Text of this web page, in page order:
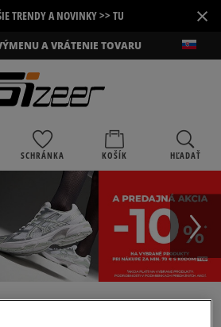
TRENDY A NOVINKY >> TU ×
A VRÁTENIE TOVARU
SCHRÁNKA KOŠÍK HĽADAŤ